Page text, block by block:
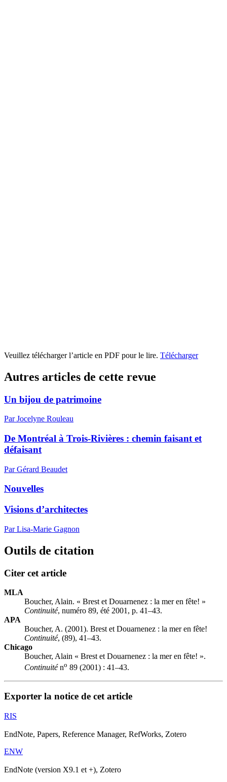
Veuillez télécharger l’article en PDF pour le lire. Télécharger
Autres articles de cette revue
Un bijou de patrimoine
Par Jocelyne Rouleau
De Montréal à Trois-Rivières : chemin faisant et
défaisant
Par Gérard Beaudet
Nouvelles
Visions d’architectes
Par Lisa-Marie Gagnon
Outils de citation
Citer cet article
MLA
Boucher, Alain. « Brest et Douarnenez : la mer en fête! »
Continuité, numéro 89, été 2001, p. 41–43.
APA
Boucher, A. (2001). Brest et Douarnenez : la mer en fête!
Continuité, (89), 41–43.
Chicago
Boucher, Alain « Brest et Douarnenez : la mer en fête! ».
Continuité no 89 (2001) : 41–43.
Exporter la notice de cet article
RIS
EndNote, Papers, Reference Manager, RefWorks, Zotero
ENW
EndNote (version X9.1 et +), Zotero